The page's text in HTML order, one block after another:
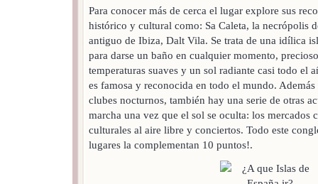
Para conocer más de cerca el lugar explore sus
histórico y cultural como: Sa Caleta, la necrópolis
antiguo de Ibiza, Dalt Vila. Se trata de una idílica
para darse un baño en cualquier momento,
temperaturas suaves y un sol radiante casi todo el
es famosa y reconocida en todo el mundo. Además
clubes nocturnos, también hay una serie de otras
marcha una vez que el sol se oculta: los mercados
culturales al aire libre y conciertos. Todo este
lugares la complementan 10 puntos!.